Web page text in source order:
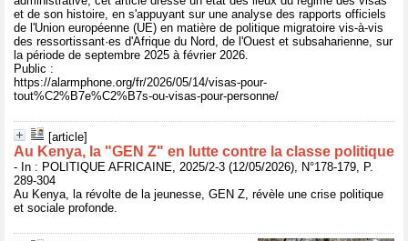
et de son histoire, en s'appuyant sur une analyse des rapports officiels
de l'Union européenne (UE) en matière de politique migratoire vis-à-vis
des ressortissant·es d'Afrique du Nord, de l'Ouest et subsaharienne, sur
la période de septembre 2025 à février 2026.
Public :
https://alarmphone.org/fr/2026/05/14/visas-pour-
tout%C2%B7e%C2%B7s-ou-visas-pour-personne/
[article]
Au Kenya, la "GEN Z" en lutte contre la classe politique
- In : POLITIQUE AFRICAINE, 2025/2-3 (12/05/2026), N°178-179, P.
289-304
Au Kenya, la révolte de la jeunesse, GEN Z, révèle une crise politique
et sociale profonde.